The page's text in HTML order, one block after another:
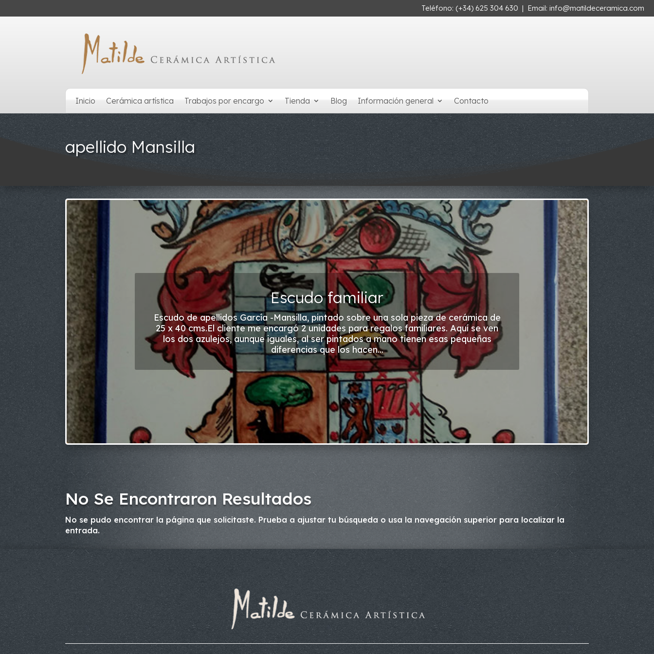
Teléfono: (+34) 625 304 630 | Email: info@matildeceramica.com
Inicio Cerámica artística Trabajos por encargo Tienda Blog Información general Contacto
apellido Mansilla
Escudo familiar
Escudo de apellidos García -Mansilla, pintado sobre una sola pieza de cerámica de
25 x 40 cms.El cliente me encargó 2 unidades para regalos familiares. Aquí se ven
los dos azulejos, aunque iguales, al ser pintados a mano tienen esas pequeñas
diferencias que los hacen...
No Se Encontraron Resultados
No se pudo encontrar la página que solicitaste. Prueba a ajustar tu búsqueda o usa la navegación superior para localizar la
entrada.